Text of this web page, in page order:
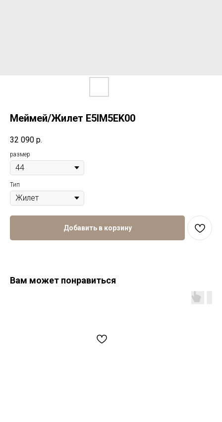
Меймей/Жилет E5IM5EK00
32 090 р.
размер
Тип
Добавить в корзину
Вам может понравиться